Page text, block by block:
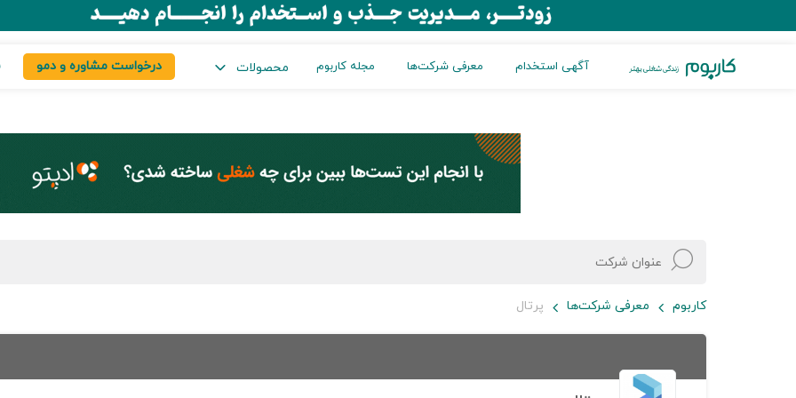
آگهی استخدام معرفی شرکت‌ها مجله کاربوم محصولات درخواست مشاوره و دمو
کاربوم معرفی شرکت‌ها پرتال